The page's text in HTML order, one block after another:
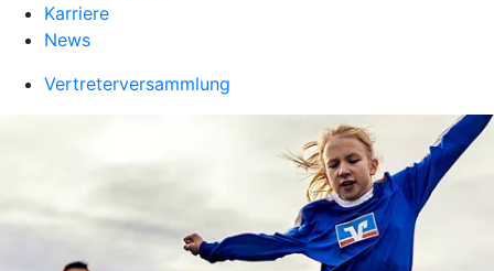
Karriere
News
Vertreterversammlung